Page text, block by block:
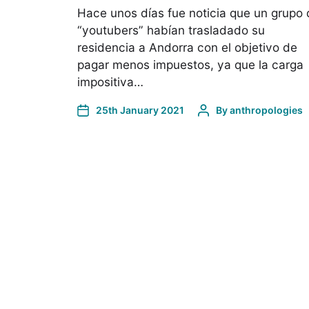
Hace unos días fue noticia que un grupo
“youtubers” habían trasladado su
residencia a Andorra con el objetivo de
pagar menos impuestos, ya que la carga
impositiva…
25th January 2021 Byanthropologies